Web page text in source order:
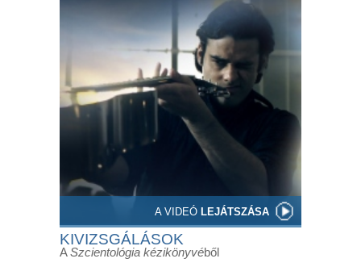
A VIDEÓ LEJÁTSZÁSA
KIVIZSGÁLÁSOK
ASzcientológia kézikönyvéből